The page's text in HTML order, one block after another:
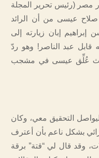
مصر (رئيس تحرير المجلة
عيسى من أن الرائد
إبان زيارته إلى
عبد الناصر! وهو ردّ
حيث عُلِّق عيسى في مشجب
التحقيق معي، وكان
بشكل ناعم بأن أعترف
وقد قال لي “قتة” برقة